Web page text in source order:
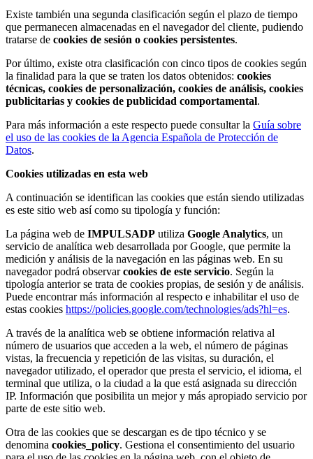
Existe también una segunda clasificación según el plazo de tiempo
que permanecen almacenadas en el navegador del cliente, pudiendo
tratarse de cookies de sesión o cookies persistentes.
Por último, existe otra clasificación con cinco tipos de cookies según
la finalidad para la que se traten los datos obtenidos: cookies
técnicas, cookies de personalización, cookies de análisis, cookies
publicitarias y cookies de publicidad comportamental.
Para más información a este respecto puede consultar la Guía sobre
el uso de las cookies de la Agencia Española de Protección de
Datos.
Cookies utilizadas en esta web
A continuación se identifican las cookies que están siendo utilizadas
es este sitio web así como su tipología y función:
La página web de IMPULSADP utiliza Google Analytics, un
servicio de analítica web desarrollada por Google, que permite la
medición y análisis de la navegación en las páginas web. En su
navegador podrá observarcookies de este servicio. Según la
tipología anterior se trata de cookies propias, de sesión y de análisis.
Puede encontrar más información al respecto e inhabilitar el uso de
estas cookies https://policies.google.com/technologies/ads?hl=es.
A través de la analítica web se obtiene información relativa al
número de usuarios que acceden a la web, el número de páginas
vistas, la frecuencia y repetición de las visitas, su duración, el
navegador utilizado, el operador que presta el servicio, el idioma, el
terminal que utiliza, o la ciudad a la que está asignada su dirección
IP. Información que posibilita un mejor y más apropiado servicio por
parte de este sitio web.
Otra de las cookies que se descargan es de tipo técnico y se
denomina cookies_policy. Gestiona el consentimiento del usuario